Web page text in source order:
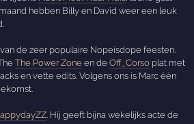
hebben Billy en David weer een leuk
de zeer populaire Nopeisdope feesten.
The Power Zone en deOff_Corso plat met
en vette edits. Volgens ons is Marc één
. Hij geeft bijna wekelijks acte de